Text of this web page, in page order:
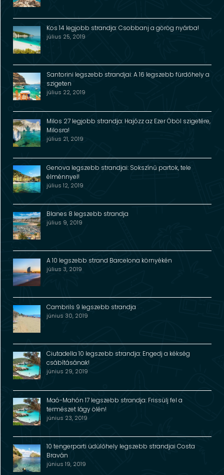
Kos 14 legjobb strandja: Csobbanj a görög nyárba!
július 25, 2019
Santorini legszebb strandjai: A 16 legszebb fürdőhely a
szigeten
július 22, 2019
Milos 27 legjobb strandja: Hajózz az Ezer Öböl szigetére,
Milosra!
július 21, 2019
Genova legszebb strandjai: Sokszínű partok, tele
élménnyel!
július 12, 2019
Blanes 8 legszebb strandja
július 9, 2019
A 10 legszebb strand Barcelona környékén
július 3, 2019
Cambrils 9 legszebb strandja
június 30, 2019
Ciutadella 10 legszebb strandja: Engedj a kékség
csábításának!
június 29, 2019
Maó-Mahón 17 legszebb strandja: Frissülj fel a
természet lágy ölén!
június 23, 2019
10 tengerparti üdülőhely legszebb strandjai Costa
Braván
június 19, 2019